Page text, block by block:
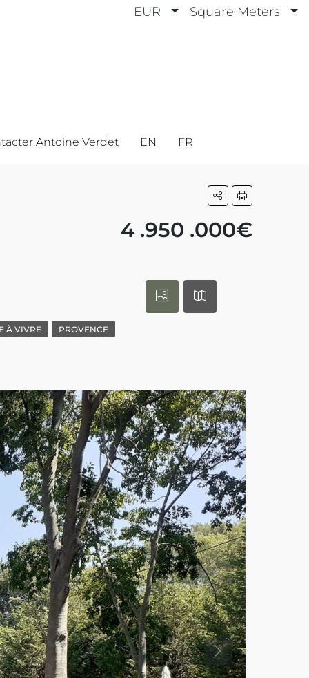
EUR Square Meters
Antoine Verdet EN FR
4 .950 .000€
À VIVRE PROVENCE